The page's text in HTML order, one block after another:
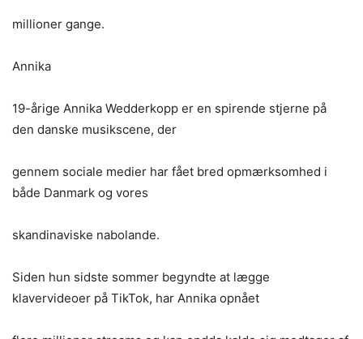
millioner gange.
Annika
19-årige Annika Wedderkopp er en spirende stjerne på
den danske musikscene, der
gennem sociale medier har fået bred opmærksomhed i
både Danmark og vores
skandinaviske nabolande.
Siden hun sidste sommer begyndte at lægge
klavervideoer på TikTok, har Annika opnået